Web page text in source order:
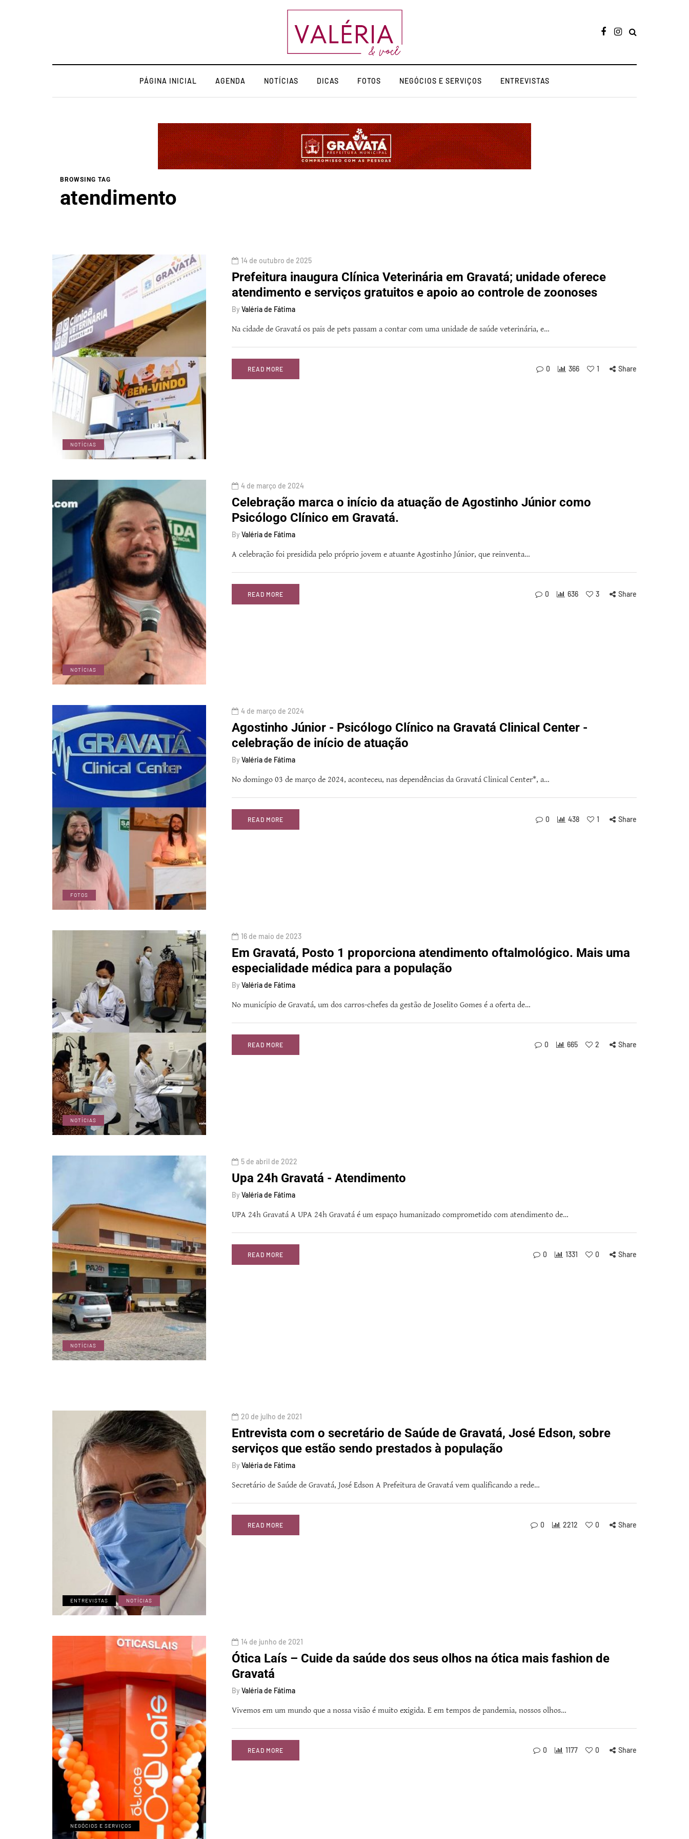
PÁGINA INICIAL AGENDA NOTÍCIAS DICAS FOTOS NEGÓCIOS E SERVIÇOS ENTREVISTAS
BROWSING TAG
atendimento
NOTÍCIAS
14 de outubro de 2025
Prefeitura inaugura Clínica Veterinária em Gravatá; unidade oferece
atendimento e serviços gratuitos e apoio ao controle de zoonoses
By Valéria de Fátima
Na cidade de Gravatá os pais de pets passam a contar com uma unidade de saúde veterinária, e…
READ MORE 0 366 1 Share
NOTÍCIAS
4 de março de 2024
Celebração marca o início da atuação de Agostinho Júnior como
Psicólogo Clínico em Gravatá.
By Valéria de Fátima
A celebração foi presidida pelo próprio jovem e atuante Agostinho Júnior, que reinventa…
READ MORE 0 636 3 Share
FOTOS
4 de março de 2024
Agostinho Júnior - Psicólogo Clínico na Gravatá Clinical Center -
celebração de início de atuação
By Valéria de Fátima
No domingo 03 de março de 2024, aconteceu, nas dependências da Gravatá Clinical Center*, a…
READ MORE 0 438 1 Share
NOTÍCIAS
16 de maio de 2023
Em Gravatá, Posto 1 proporciona atendimento oftalmológico. Mais uma
especialidade médica para a população
By Valéria de Fátima
No município de Gravatá, um dos carros-chefes da gestão de Joselito Gomes é a oferta de…
READ MORE 0 665 2 Share
NOTÍCIAS
5 de abril de 2022
Upa 24h Gravatá - Atendimento
By Valéria de Fátima
UPA 24h Gravatá A UPA 24h Gravatá é um espaço humanizado comprometido com atendimento de…
READ MORE 0 1331 0 Share
ENTREVISTAS NOTÍCIAS
20 de julho de 2021
Entrevista com o secretário de Saúde de Gravatá, José Edson, sobre
serviços que estão sendo prestados à população
By Valéria de Fátima
Secretário de Saúde de Gravatá, José Edson A Prefeitura de Gravatá vem qualificando a rede…
READ MORE 0 2212 0 Share
NEGÓCIOS E SERVIÇOS
14 de junho de 2021
Ótica Laís – Cuide da saúde dos seus olhos na ótica mais fashion de
Gravatá
By Valéria de Fátima
Vivemos em um mundo que a nossa visão é muito exigida. E em tempos de pandemia, nossos olhos…
READ MORE 0 1177 0 Share